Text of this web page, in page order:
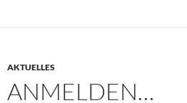
AKTUELLES
ANMELDEN…